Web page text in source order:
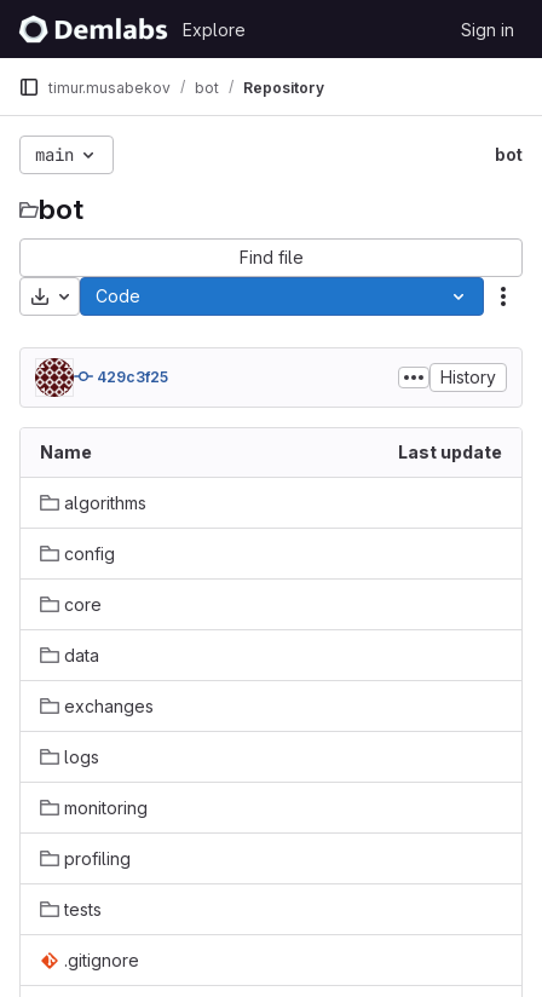
Skip to content
GitLab
Explore Sign in
timur.musabekov bot Repository
main bot
bot
Find file
Download
Code
429c3f25 History
Name Last update
algorithms
config
core
data
exchanges
logs
monitoring
profiling
tests
.gitignore